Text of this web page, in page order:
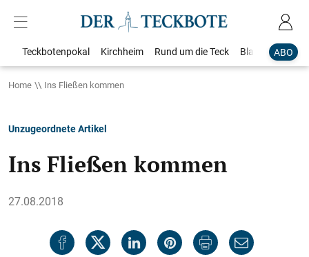
ABO
Teckbotenpokal Kirchheim Rund um die Teck Blaulicht
Home Ins Fließen kommen
Unzugeordnete Artikel
Ins Fließen kommen
27.08.2018